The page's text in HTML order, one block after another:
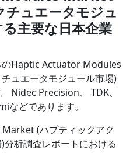
ュエータモジュ
主要な日本企業
のHaptic Actuator Modules
ュエータモジュール市場)
Nidec Precision、 TDK、
どであります。
(ハプティックアク
析調査レポートにおける